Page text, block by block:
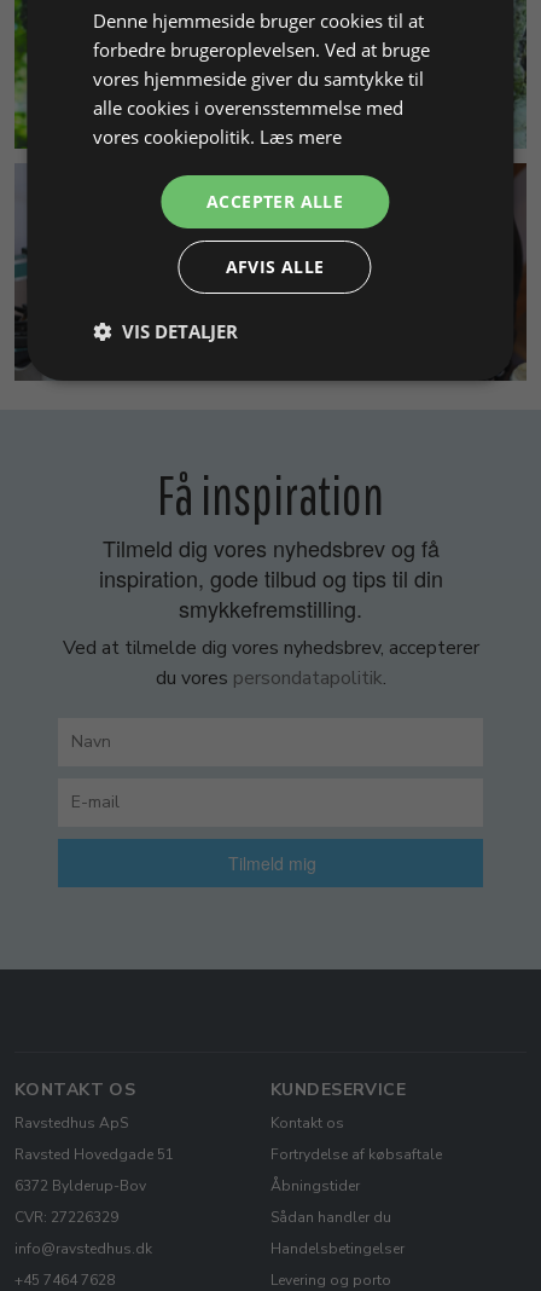
MILJØ & BÆREDYGTIGHED
SMYKKEKURSER
Få inspiration
Tilmeld dig vores nyhedsbrev og få
inspiration, gode tilbud og tips til din
smykkefremstilling.
Ved at tilmelde dig vores nyhedsbrev, accepterer
du vores persondatapolitik.
Tilmeld mig
KONTAKT OS
Ravstedhus ApS
Ravsted Hovedgade 51
6372 Bylderup-Bov
CVR: 27226329
info@ravstedhus.dk
+45 7464 7628
KUNDESERVICE
Kontakt os
Fortrydelse af købsaftale
Åbningstider
Sådan handler du
Handelsbetingelser
Levering og porto
Denne hjemmeside bruger cookies til at
forbedre brugeroplevelsen. Ved at bruge
vores hjemmeside giver du samtykke til
alle cookies i overensstemmelse med
vores cookiepolitik. Læs mere
ACCEPTER ALLE
AFVIS ALLE
VIS DETALJER